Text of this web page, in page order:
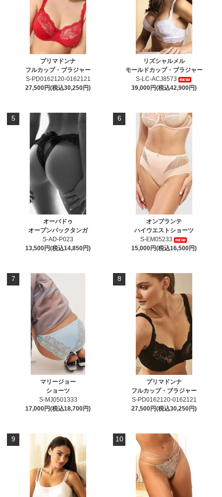
プリマドンナ
フルカップ・ブラジャー
S-PD0162120-0162121
27,500円(税込30,250円)
リズシャルメル
モールドカップ・ブラジャー
S-LC-ACJ8573
39,000円(税込42,900円)
5
オーバドゥ
オープンバックタンガ
S-AD-P023
13,500円(税込14,850円)
6
オンプランテ
ハイウエストショーツ
S-EM05233
15,000円(税込16,500円)
7
マリージョー
ショーツ
S-MJ0501333
17,000円(税込18,700円)
8
プリマドンナ
フルカップ・ブラジャー
S-PD0162120-0162121
27,500円(税込30,250円)
9 10